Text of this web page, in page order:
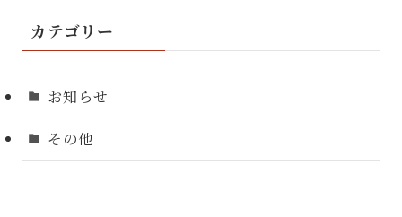
カテゴリー
お知らせ
その他